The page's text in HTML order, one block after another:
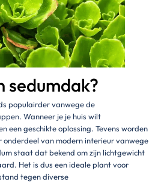
sedumdak?
populairder vanwege de
Wanneer je je huis wilt
een geschikte oplossing. Tevens worden
onderdeel van modern interieur vanwege
staat dat bekend om zijn lichtgewicht
Het is dus een ideale plant voor
tegen diverse